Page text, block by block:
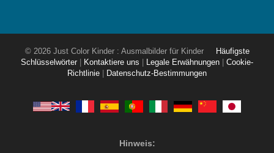
© 2026 Just Color Kinder : Ausmalbilder für Kinder
Häufigste
Schlüsselwörter
Kontaktiere uns Legale Erwähnungen
Cookie-
Richtlinie
Datenschutz-Bestimmungen
Hinweis: